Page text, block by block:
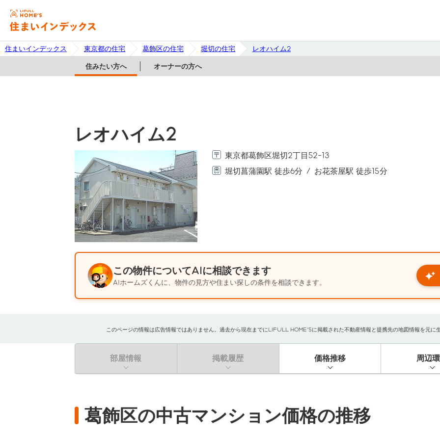
住まいインデックス 東京都の住宅 葛飾区の住宅 堀切の住宅 レオハイム2
住みたい方へ オーナーの方へ
レオハイム2
東京都葛飾区堀切2丁目52-13
堀切菖蒲園駅 徒歩6分
お花茶屋駅 徒歩15分
この物件についてAIに相談できます
AIホームズくんに、物件の見方や住まい探しの条件を相談できます。
このページの情報は広告情報ではありません。過去から現在までにLIFULL HOME'Sに掲載された不動産情報と提携先の地図情報を元
部屋情報 掲載履歴 価格推移 周辺
葛飾区の中古マンション価格の推移